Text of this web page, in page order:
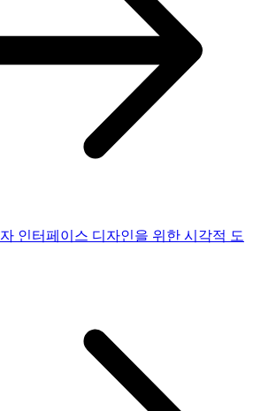
인터페이스 디자인을 위한 시각적 도